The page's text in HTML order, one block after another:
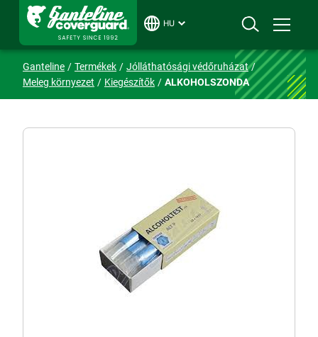
HU
Ganteline Termékek
Jólláthatósági védőruházat
Meleg környezet
Kiegészítők ALKOHOLSZONDA